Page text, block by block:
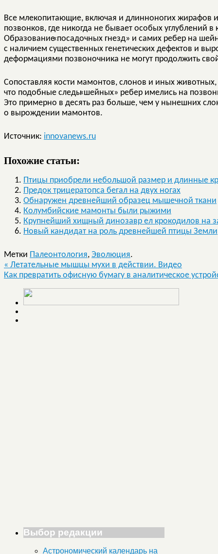
Все млекопитающие, включая и длинноногих жирафов
позвонков, где никогда не бывает особых углублений в
Образование«посадочных гнезд» и самих ребер на
с наличием существенных генетических дефектов и
деформациями позвоночника не могут продолжить
Сопоставляя кости мамонтов, слонов и иных
что подобные следы«шейных» ребер имелись на
Это примерно в десять раз больше, чем у нынешних
о вырождении мамонтов.
Источник: innovanews.ru
Похожие статьи:
Птицы приобрели небольшой размер и длинные
Предок трицератопса бегал на двух ногах
Обнаружен древнейший образец мышечной ткани
Колумбийские мамонты были рыжими
Крупнейший хищный динозавр ел крокодилов на
Новый кандидат на роль древнейшей птицы Земли
Метки Палеонтология, Эволюция.
« Летательные мышцы мухи в действии. Видео
Как превратить офисную бумагу в аналитическое
Выбор редакции
Астрономический календарь на